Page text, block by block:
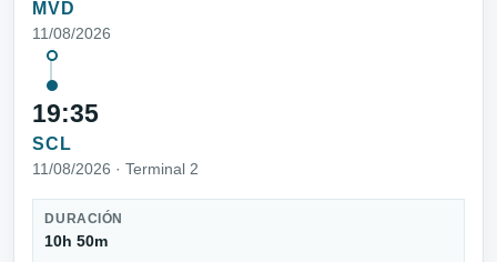
MVD
11/08/2026
19:35
SCL
11/08/2026 · Terminal 2
DURACIÓN
10h 50m